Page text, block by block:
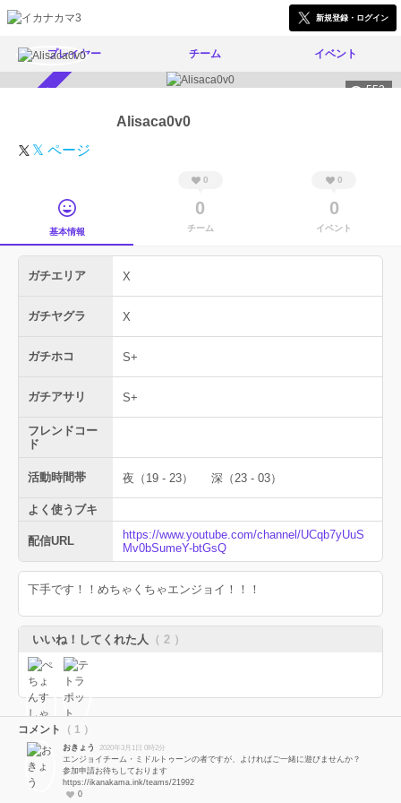
新規登録・ログイン
プレイヤー チーム イベント
553
Alisaca0v0
𝕏 ページ
基本情報
0
0
チーム
0
0
イベント
ガチエリア X
ガチヤグラ X
ガチホコ S+
ガチアサリ S+
フレンドコー
ド
活動時間帯 夜（19 - 23） 深（23 - 03）
よく使うブキ
配信URL
https://www.youtube.com/channel/UCqb7yUuS
Mv0bSumeY-btGsQ
下手です！！めちゃくちゃエンジョイ！！！
いいね！してくれた人 （ 2 ）
コメント （ 1 ）
おきょう 2020年3月1日 0時2分
エンジョイチーム・ミドルトゥーンの者ですが、よければご一緒に遊びませんか？
参加申請お待ちしております
https://ikanakama.ink/teams/21992
0